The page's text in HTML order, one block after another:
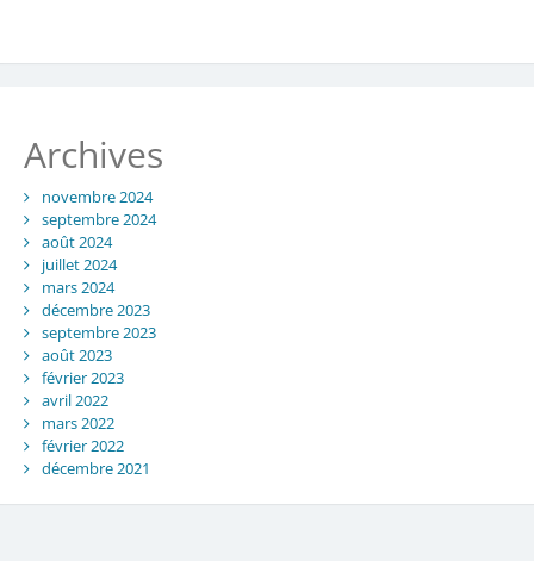
Archives
novembre 2024
septembre 2024
août 2024
juillet 2024
mars 2024
décembre 2023
septembre 2023
août 2023
février 2023
avril 2022
mars 2022
février 2022
décembre 2021